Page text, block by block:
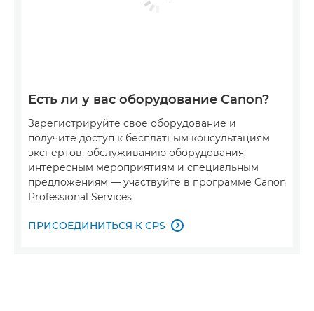
Есть ли у вас оборудование Canon?
Зарегистрируйте свое оборудование и
получите доступ к бесплатным консультациям
экспертов, обслуживанию оборудования,
интересным мероприятиям и специальным
предложениям — участвуйте в программе Canon
Professional Services
ПРИСОЕДИНИТЬСЯ К CPS 